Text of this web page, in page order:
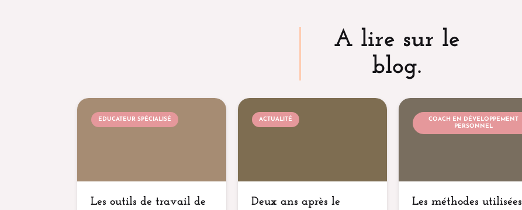
A lire sur le
blog.
EDUCATEUR SPÉCIALISÉ
Les outils de travail de
ACTUALITÉ
Deux ans après le
COACH EN DÉVELOPPEMENT
PERSONNEL
Les méthodes utilisées